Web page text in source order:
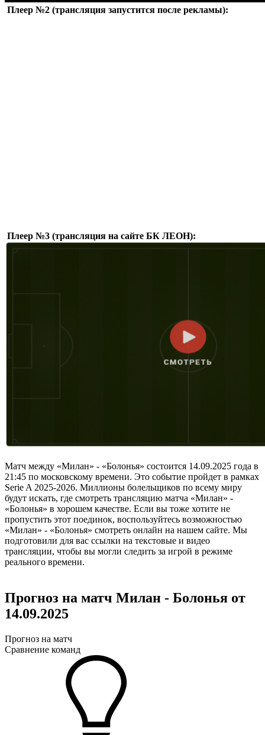
Плеер №2 (трансляция запустится после рекламы):
Плеер №3 (трансляция на сайте БК ЛЕОН):
Матч между «Милан» - «Болонья» состоится 14.09.2025 года в
21:45 по московскому времени. Это событие пройдет в рамках
Serie A 2025-2026. Миллионы болельщиков по всему миру
будут искать, где смотреть трансляцию матча «Милан» -
«Болонья» в хорошем качестве. Если вы тоже хотите не
пропустить этот поединок, воспользуйтесь возможностью
«Милан» - «Болонья» смотреть онлайн на нашем сайте. Мы
подготовили для вас ссылки на текстовые и видео
трансляции, чтобы вы могли следить за игрой в режиме
реального времени.
Прогноз на матч Милан - Болонья от
14.09.2025
Прогноз на матч
Сравнение команд